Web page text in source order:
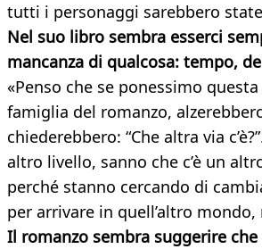
tutti i personaggi sarebbero
Nel suo libro sembra esserci
mancanza di qualcosa: tempo,
«Penso che se ponessimo
famiglia del romanzo,
chiederebbero: “Che altra via
altro livello, sanno che c’è un
perché stanno cercando di
per arrivare in quell’altro
Il romanzo sembra suggerire che